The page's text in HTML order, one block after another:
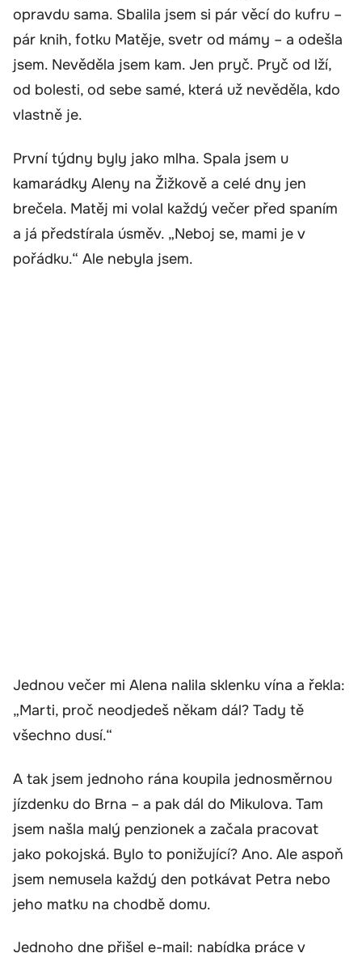
opravdu sama. Sbalila jsem si pár věcí do kufru –
pár knih, fotku Matěje, svetr od mámy – a odešla
jsem. Nevěděla jsem kam. Jen pryč. Pryč od lží,
od bolesti, od sebe samé, která už nevěděla, kdo
vlastně je.
První týdny byly jako mlha. Spala jsem u
kamarádky Aleny na Žižkově a celé dny jen
brečela. Matěj mi volal každý večer před spaním
a já předstírala úsměv. „Neboj se, mami je v
pořádku.“ Ale nebyla jsem.
Jednou večer mi Alena nalila sklenku vína a řekla:
„Marti, proč neodjedeš někam dál? Tady tě
všechno dusí.“
A tak jsem jednoho rána koupila jednosměrnou
jízdenku do Brna – a pak dál do Mikulova. Tam
jsem našla malý penzionek a začala pracovat
jako pokojská. Bylo to ponižující? Ano. Ale aspoň
jsem nemusela každý den potkávat Petra nebo
jeho matku na chodbě domu.
Jednoho dne přišel e-mail: nabídka práce v